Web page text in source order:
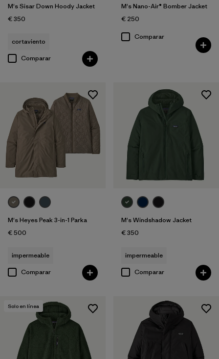
M's Sisar Down Hoody Jacket
€ 350
cortaviento
Comparar
M's Nano-Air® Bomber Jacket
€ 250
Comparar
M's Heyes Peak 3-in-1 Parka
€ 500
impermeable
Comparar
M's Windshadow Jacket
€ 350
impermeable
Comparar
Solo en línea